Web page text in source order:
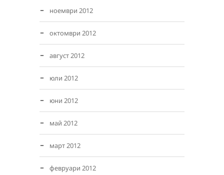
ноември 2012
октомври 2012
август 2012
юли 2012
юни 2012
май 2012
март 2012
февруари 2012